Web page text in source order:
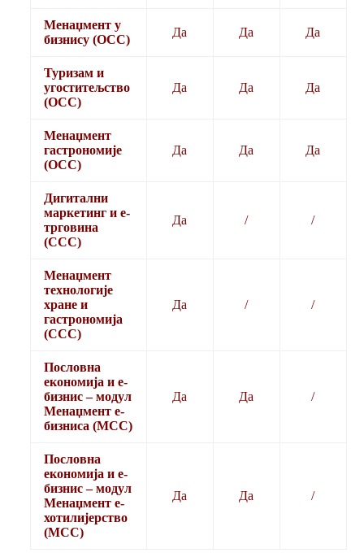
Менаџмент у
бизнису (ОСС)
Да Да Да
Туризам и
угоститељство
(ОСС)
Да Да Да
Менаџмент
гастрономије
(ОСС)
Да Да Да
Дигитални
маркетинг и е-
трговина
(ССС)
Да / /
Менаџмент
технологије
хране и
гастрономија
(ССС)
Да / /
Пословна
економија и е-
бизнис – модул
Менаџмент е-
бизниса (МСС)
Да Да /
Пословна
економија и е-
бизнис – модул
Менаџмент е-
хотилијерство
(МСС)
Да Да /